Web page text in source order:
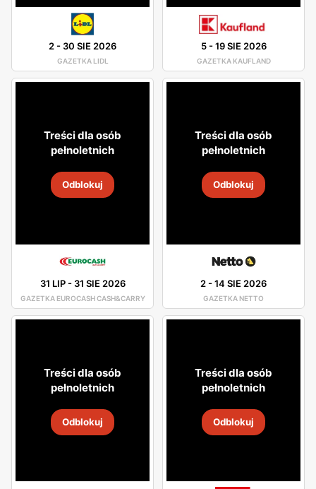
2- 30 SIE 2026
GAZETKA LIDL
5-19 SIE 2026
GAZETKA KAUFLAND
Treści dla osób
pełnoletnich
Odblokuj
31 LIP- 31 SIE 2026
GAZETKA EUROCASH CASH&CARRY
Treści dla osób
pełnoletnich
Odblokuj
2-14 SIE 2026
GAZETKA NETTO
Treści dla osób
pełnoletnich
Odblokuj
Treści dla osób
pełnoletnich
Odblokuj